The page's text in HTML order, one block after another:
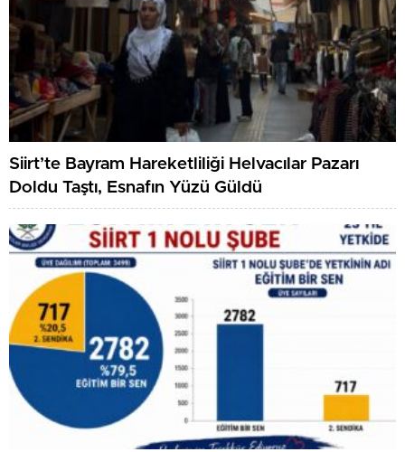
Siirt’te Bayram Hareketliliği Helvacılar Pazarı
Doldu Taştı, Esnafın Yüzü Güldü